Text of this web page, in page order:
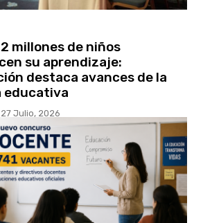
millones de niños
su aprendizaje:
destaca avances de la
educativa
27 Julio, 2026